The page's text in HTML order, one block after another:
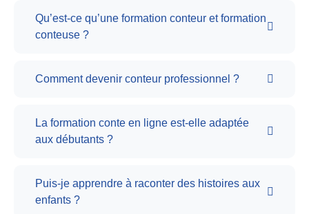
Qu’est-ce qu’une formation conteur et formation
conteuse ?
Comment devenir conteur professionnel ?
La formation conte en ligne est-elle adaptée
aux débutants ?
Puis-je apprendre à raconter des histoires aux
enfants ?